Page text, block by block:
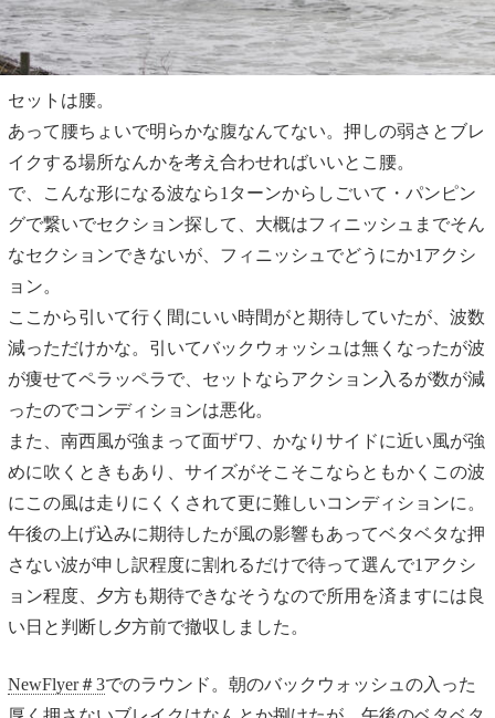
セットは腰。
あって腰ちょいで明らかな腹なんてない。押しの弱さとブレ
イクする場所なんかを考え合わせればいいとこ腰。
で、こんな形になる波なら1ターンからしごいて・パンピン
グで繋いでセクション探して、大概はフィニッシュまでそん
なセクションできないが、フィニッシュでどうにか1アクシ
ョン。
ここから引いて行く間にいい時間がと期待していたが、波数
減っただけかな。引いてバックウォッシュは無くなったが波
が痩せてペラッペラで、セットならアクション入るが数が減
ったのでコンディションは悪化。
また、南西風が強まって面ザワ、かなりサイドに近い風が強
めに吹くときもあり、サイズがそこそこならともかくこの波
にこの風は走りにくくされて更に難しいコンディションに。
午後の上げ込みに期待したが風の影響もあってベタベタな押
さない波が申し訳程度に割れるだけで待って選んで1アクシ
ョン程度、夕方も期待できなそうなので所用を済ますには良
い日と判断し夕方前で撤収しました。
NewFlyer＃3でのラウンド。朝のバックウォッシュの入った